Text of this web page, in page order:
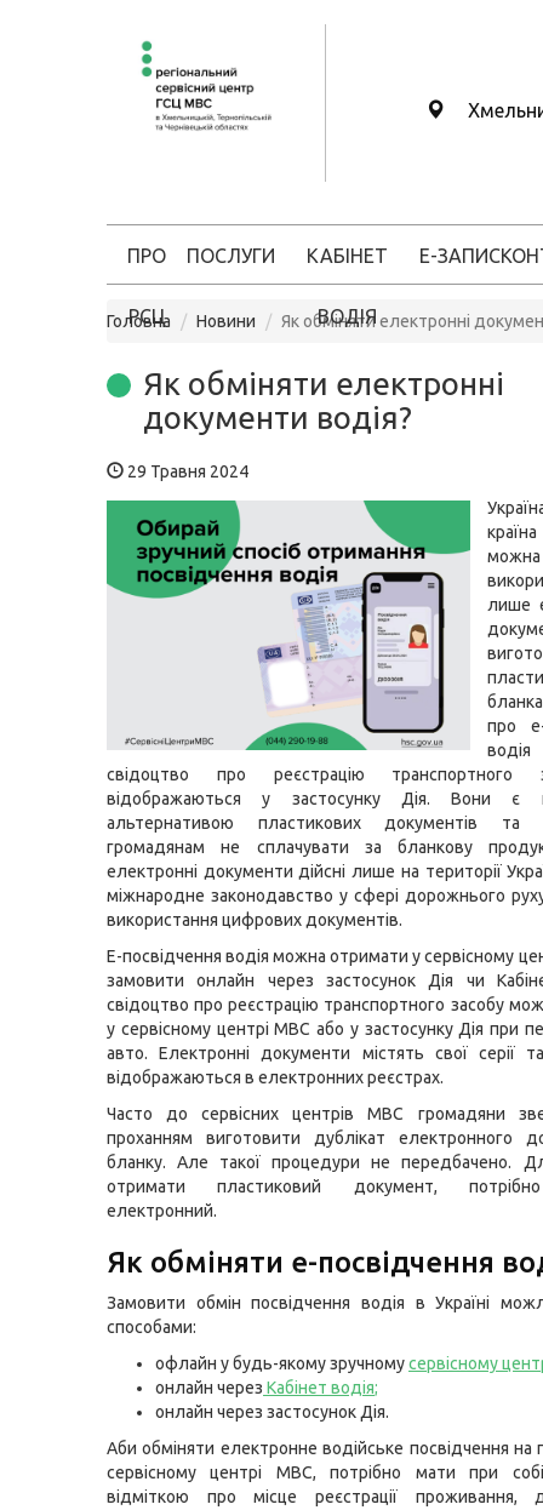
ПРО
РСЦ
ПОСЛУГИ КАБІНЕТ
ВОДІЯ
Е-ЗАПИС
Головна Новини Як обміняти електронні
Як обміняти електронні
документи водія?
29 Травня 2024
можна
лише
про е-
свідоцтво про реєстрацію транспортного
відображаються у застосунку Дія. Вони є
альтернативою пластикових документів та
громадянам не сплачувати за бланкову
електронні документи дійсні лише на території
міжнародне законодавство у сфері дорожнього
використання цифрових документів.
Е-посвідчення водія можна отримати у сервісному
замовити онлайн через застосунок Дія чи
свідоцтво про реєстрацію транспортного засобу
у сервісному центрі МВС або у застосунку Дія при
авто. Електронні документи містять свої серії
відображаються в електронних реєстрах.
Часто до сервісних центрів МВС громадяни
проханням виготовити дублікат електронного
бланку. Але такої процедури не передбачено.
отримати пластиковий документ,
електронний.
Як обміняти е-посвідчення
Замовити обмін посвідчення водія в Україні
способами:
офлайн у будь-якому зручномусервісному
онлайн через Кабінет водія;
онлайн через застосунок Дія.
Аби обміняти електронне водійське посвідчення на
сервісному центрі МВС, потрібно мати при
відміткою про місце реєстрації проживання,